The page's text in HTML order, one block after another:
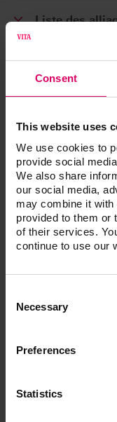
Consent
This website uses
We use cookies to
provide social
We also share
our social media,
may combine it with
provided to them or
of their services.
continue to use our
Selection
Necessary
Preferences
Statistics
Liste des
Cartes de
Fiches de
cliniques